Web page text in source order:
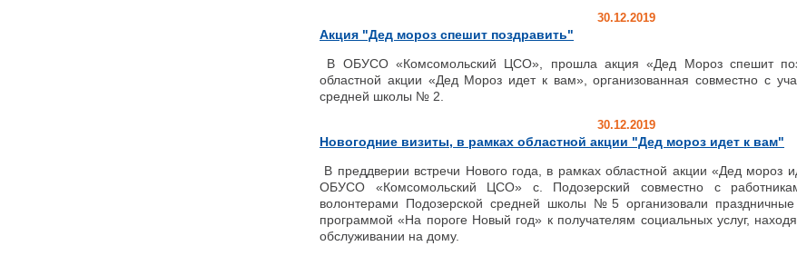
30.12.2019
Акция "Дед мороз спешит поздравить"
В ОБУСО «Комсомольский ЦСО», прошла акция «Дед Мороз спешит
областной акции «Дед Мороз идет к вам», организованная совместно с
средней школы № 2.
30.12.2019
Новогодние визиты, в рамках областной акции "Дед мороз идет к вам"
В преддверии встречи Нового года, в рамках областной акции «Дед мороз
ОБУСО «Комсомольский ЦСО» с. Подозерский совместно с
волонтерами Подозерской средней школы №5 организовали праздничные
программой «На пороге Новый год» к получателям социальных услуг,
обслуживании на дому.